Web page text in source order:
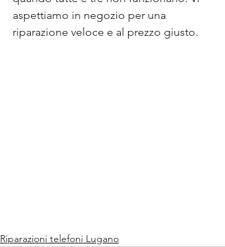
aspettiamo in negozio per una
riparazione veloce e al prezzo giusto.
Riparazioni telefoni Lugano